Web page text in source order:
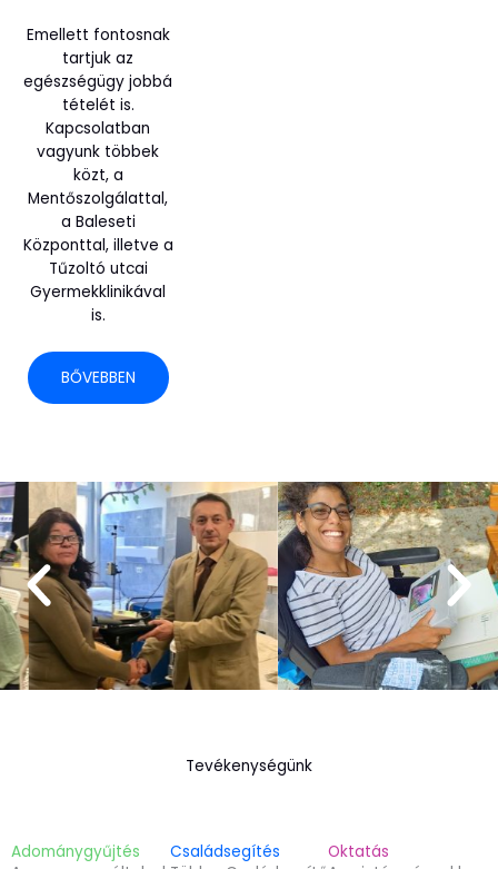
Emellett fontosnak
tartjuk az
egészségügy jobbá
tételét is.
Kapcsolatban
vagyunk többek
közt, a
Mentőszolgálattal,
a Baleseti
Központtal, illetve a
Tűzoltó utcai
Gyermekklinikával
is.
BŐVEBBEN
Tevékenységünk
Adománygyűjtés
Családsegítés
Oktatás